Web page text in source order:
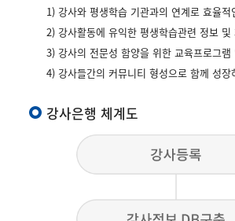
1) 강사와 평생학습 기관과의 연계로 효율적
2) 강사활동에 유익한 평생학습관련 정보 및
3) 강사의 전문성 함양을 위한 교육프로그
4) 강사들간의 커뮤니티 형성으로 함께 성
강사은행 체계도